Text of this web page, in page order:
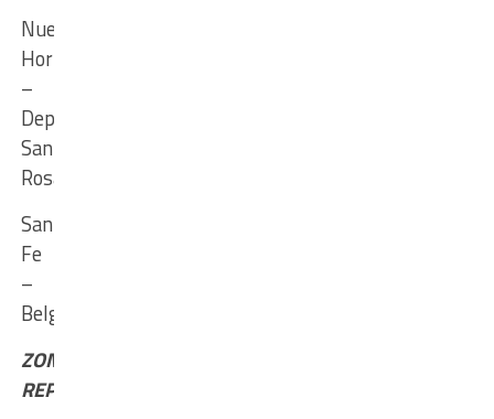
Nuevo
Horizonte
–
Deportivo
Santa
Rosa
Santa
Fe
–
Belgrano
ZONA
REPECHAJE